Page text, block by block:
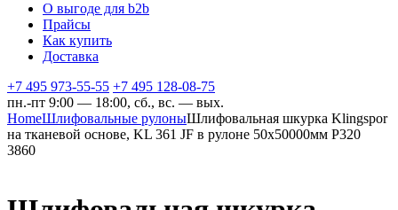
О выгоде для b2b
Прайсы
Как купить
Доставка
+7 495 973-55-55 +7 495 128-08-75
пн.-пт 9:00 — 18:00, сб., вс. — вых.
HomeШлифовальные рулоныШлифовальная шкурка Klingspor
на тканевой основе, KL 361 JF в рулоне 50х50000мм P320
3860